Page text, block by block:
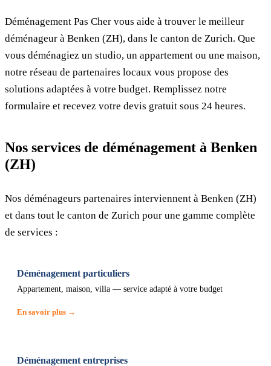
Déménagement Pas Cher vous aide à trouver le meilleur
déménageur à Benken (ZH), dans le canton de Zurich. Que
vous déménagiez un studio, un appartement ou une maison,
notre réseau de partenaires locaux vous propose des
solutions adaptées à votre budget. Remplissez notre
formulaire et recevez votre devis gratuit sous 24 heures.
Nos services de déménagement à Benken
(ZH)
Nos déménageurs partenaires interviennent à Benken (ZH)
et dans tout le canton de Zurich pour une gamme complète
de services :
Déménagement particuliers
Appartement, maison, villa — service adapté à votre budget
En savoir plus →
Déménagement entreprises